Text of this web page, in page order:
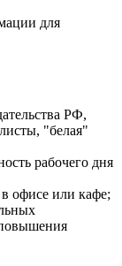
для
РФ,
"белая"
рабочего дня
офисе или кафе;